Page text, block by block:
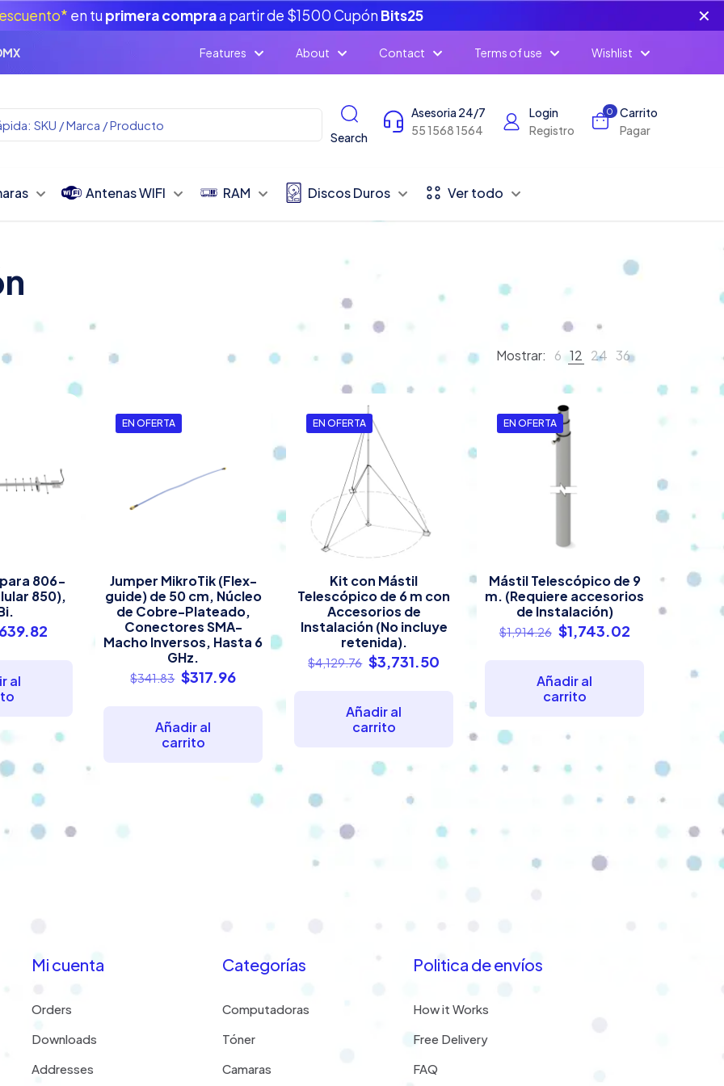
en tu primera compraa partir de $1500 Cupón Bits25 ✕
Features About Contact Terms of use Wishlist
Search
Asesoria 24/7
55 1568 1564
Login
Registro
0
Carrito
Pagar
Antenas WIFI RAM Discos Duros Ver todo
Mostrar: 6 12 24 36
806-
850),
El
al
EN OFERTA
Jumper MikroTik (Flex-
guide) de 50 cm, Núcleo
de Cobre-Plateado,
Conectores SMA-
Macho Inversos, Hasta 6
GHz.
$341.83 El
era:
$341.83.
$317.96El
Añadir al
carrito
EN OFERTA
Kit con Mástil
Telescópico de 6 m con
Accesorios de
Instalación (No incluye
retenida).
$4,129.76 El
era:
$4,129.76.
$3,731.50
actual
$3,731.50.
Añadir al
carrito
EN OFERTA
Mástil Telescópico de 9
m. (Requiere accesorios
de Instalación)
$1,914.26 El
era:
$1,914.26.
$1,743.02El
Añadir al
carrito
Mi cuenta
Orders
Downloads
Addresses
Categorías
Computadoras
Tóner
Camaras
Politica de envíos
How it Works
Free Delivery
FAQ